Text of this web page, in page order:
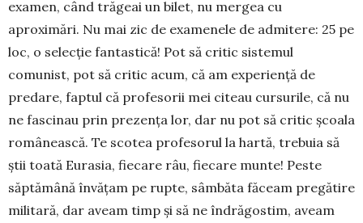
examen, când trăgeai un bilet, nu mergea cu
aproximări. Nu mai zic de exa­menele de admitere: 25 pe
loc, o selecție fantastică! Pot să critic sistemul
comunist, pot să critic acum, că am experiență de
predare, faptul că profesorii mei citeau cursurile, că nu
ne fascinau prin prezența lor, dar nu pot să critic școala
românească. Te scotea profesorul la hartă, trebuia să
știi toată Eurasia, fiecare râu, fiecare munte! Peste
săptămână învățam pe rupte, sâmbăta făceam pre­gătire
militară, dar aveam timp și să ne în­dră­gostim, aveam